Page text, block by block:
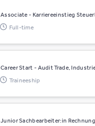
Associate - Karriereeinstieg
Full-time
Career Start - Audit Trade,
Traineeship
Junior Sachbearbeiter:in